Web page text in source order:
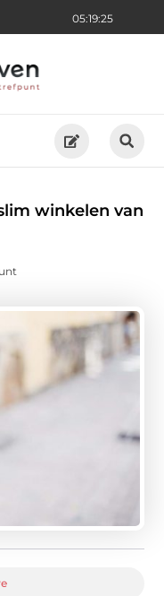
05:19:27
winkelen van